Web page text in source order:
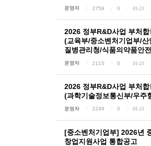
운영자 2759 0 01-21
2026 정부R&D사업 부처
(교육부/중소벤처기업부/
질병관리청/식품의약품안
운영자 2115 0 01-21
2026 정부R&D사업 부처
(과학기술정보통신부/우주
운영자 2249 0 01-21
[중소벤처기업부] 2026년
창업지원사업 통합공고